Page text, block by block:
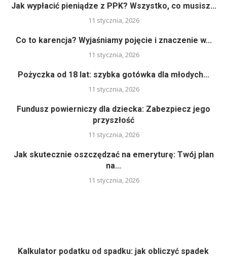
Jak wypłacić pieniądze z PPK? Wszystko, co musisz...
11 stycznia, 2026
Co to karencja? Wyjaśniamy pojęcie i znaczenie w...
11 stycznia, 2026
Pożyczka od 18 lat: szybka gotówka dla młodych...
11 stycznia, 2026
Fundusz powierniczy dla dziecka: Zabezpiecz jego
przyszłość
11 stycznia, 2026
Jak skutecznie oszczędzać na emeryturę: Twój plan
na...
11 stycznia, 2026
Kalkulator podatku od spadku: jak obliczyć spadek